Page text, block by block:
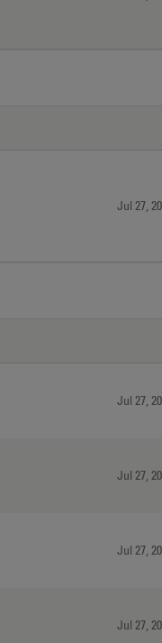
Jul 27,
Jul 27,
Jul 27,
Jul 27,
Jul 27,